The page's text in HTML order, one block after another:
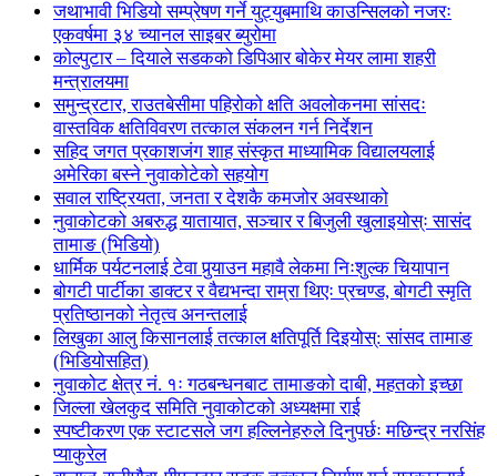
जथाभावी भिडियो सम्प्रेषण गर्ने युट्युबमाथि काउन्सिलको नजरः
एकवर्षमा ३४ च्यानल साइबर ब्युरोमा
कोल्पुटार – दियाले सडकको डिपिआर बोकेर मेयर लामा शहरी
मन्त्रालयमा
समुन्द्रटार, राउतबेसीमा पहिरोको क्षति अवलोकनमा सांसदः
वास्तविक क्षतिविवरण तत्काल संकलन गर्न निर्देशन
सहिद जगत प्रकाशजंग शाह संस्कृत माध्यामिक विद्यालयलाई
अमेरिका बस्ने नुवाकोटेको सहयोग
सवाल राष्ट्रियता, जनता र देशकै कमजोर अवस्थाको
नुवाकोटको अबरुद्ध यातायात, सञ्चार र बिजुली खुलाइयोस्ः सासंद
तामाङ (भिडियो)
धार्मिक पर्यटनलाई टेवा पुर्‍याउन महावै लेकमा निःशुल्क चियापान
बोगटी पार्टीका डाक्टर र वैद्यभन्दा राम्रा थिएः प्रचण्ड, बोगटी स्मृति
प्रतिष्ठानको नेतृत्व अनन्तलाई
लिखुका आलु किसानलाई तत्काल क्षतिपूर्ति दिइयोस्: सांसद तामाङ
(भिडियोसहित)
नुवाकोट क्षेत्र नं. १ः गठबन्धनबाट तामाङको दाबी, महतको इच्छा
जिल्ला खेलकुद समिति नुवाकोटको अध्यक्षमा राई
स्पष्टीकरण एक स्टाटसले जग हल्लिनेहरुले दिनुपर्छः मछिन्द्र नरसिंह
प्याकुरेल